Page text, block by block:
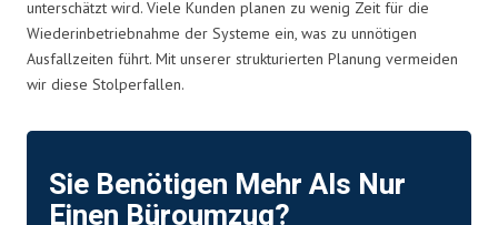
unterschätzt wird. Viele Kunden planen zu wenig Zeit für die
Wiederinbetriebnahme der Systeme ein, was zu unnötigen
Ausfallzeiten führt. Mit unserer strukturierten Planung vermeiden
wir diese Stolperfallen.
Sie Benötigen Mehr Als Nur
Einen Büroumzug?